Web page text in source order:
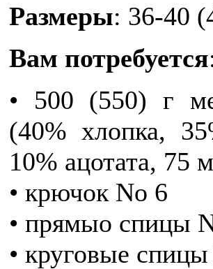
Размеры: 36-40
Вам потребуется
• 500 (550) г
(40% хлопка,
10% ацотата, 75
• крючок No 6
• прямыо спицы
• круговые